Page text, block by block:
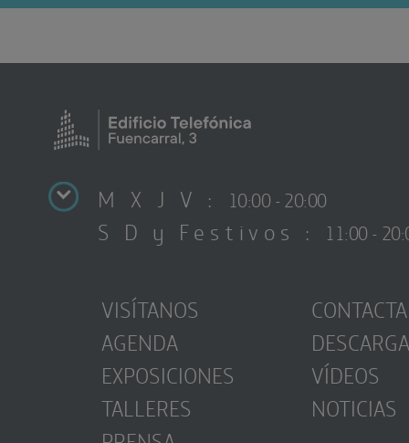
M X J V : 10:00 - 20:00
S D y Festivos : 11:00 -
VISÍTANOS
AGENDA
EXPOSICIONES
TALLERES
CONTACTA
VÍDEOS
NOTICIAS